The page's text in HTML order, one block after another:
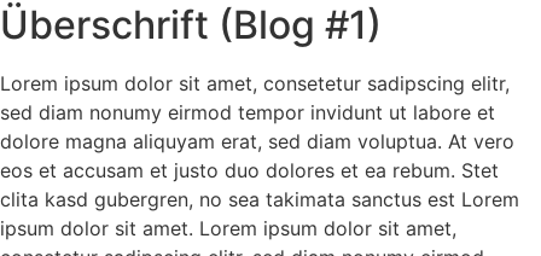
Überschrift (Blog #1)
Lorem ipsum dolor sit amet, consetetur sadipscing elitr,
sed diam nonumy eirmod tempor invidunt ut labore et
dolore magna aliquyam erat, sed diam voluptua. At vero
eos et accusam et justo duo dolores et ea rebum. Stet
clita kasd gubergren, no sea takimata sanctus est Lorem
ipsum dolor sit amet. Lorem ipsum dolor sit amet,